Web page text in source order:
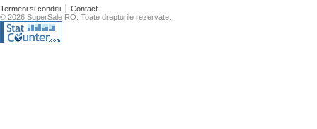
Termeni si conditii
Contact
© 2026 SuperSale RO. Toate drepturile rezervate.